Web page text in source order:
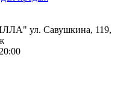
ул. Савушкина, 119,